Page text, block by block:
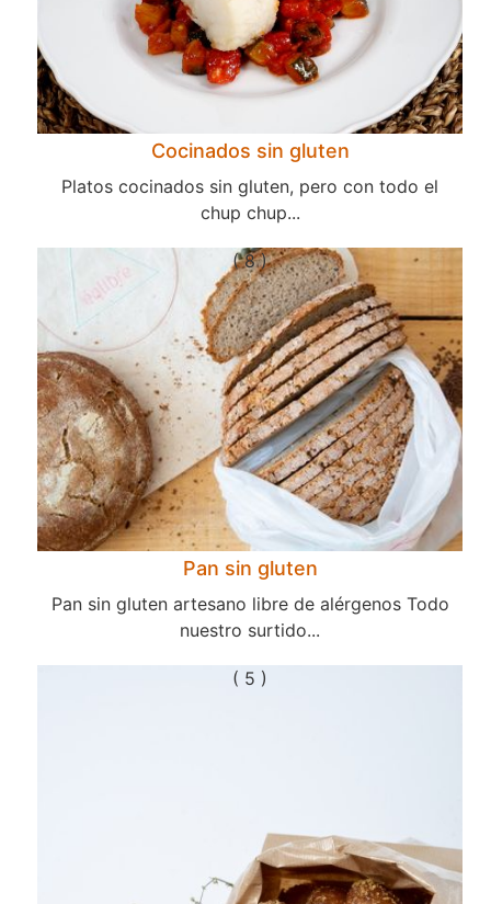
Cocinados sin gluten
Platos cocinados sin gluten, pero con todo el
chup chup...
( 8 )
Pan sin gluten
Pan sin gluten artesano libre de alérgenos Todo
nuestro surtido...
( 5 )